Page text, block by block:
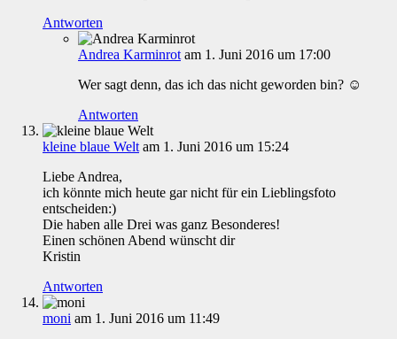
Antworten
Andrea Karminrot am 1. Juni 2016 um 17:00
Wer sagt denn, das ich das nicht geworden bin? ☺
Antworten
kleine blaue Welt am 1. Juni 2016 um 15:24
Liebe Andrea,
ich könnte mich heute gar nicht für ein Lieblingsfoto
entscheiden:)
Die haben alle Drei was ganz Besonderes!
Einen schönen Abend wünscht dir
Kristin
Antworten
moni am 1. Juni 2016 um 11:49